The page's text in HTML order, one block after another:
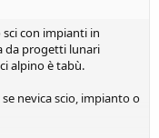
con impianti in
da progetti lunari
alpino è tabù.
nevica scio, impianto o